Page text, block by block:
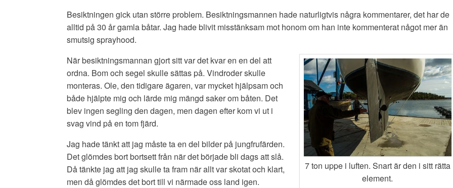
Besiktningen gick utan större problem. Besiktningsmannen hade naturligtvis några kommentarer, det har de
alltid på 30 år gamla båtar. Jag hade blivit misstänksam mot honom om han inte kommenterat något mer än
smutsig sprayhood.
7 ton uppe i luften. Snart är den i sitt rätta
element.
När besiktningsmannan gjort sitt var det kvar en en del att
ordna. Bom och segel skulle sättas på. Vindroder skulle
monteras. Ole, den tidigare ägaren, var mycket hjälpsam och
både hjälpte mig och lärde mig mängd saker om båten. Det
blev ingen segling den dagen, men dagen efter kom vi ut i
svag vind på en tom fjärd.
Jag hade tänkt att jag måste ta en del bilder på jungfrufärden.
Det glömdes bort bortsett från när det började bli dags att slå.
Då tänkte jag att jag skulle ta fram när allt var skotat och klart,
men då glömdes det bort till vi närmade oss land igen.